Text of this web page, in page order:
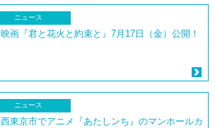
ニュース
映画『君と花火と約束と』7月17日（金）公開！
ニュース
西東京市でアニメ『あたしンち』のマンホールカ